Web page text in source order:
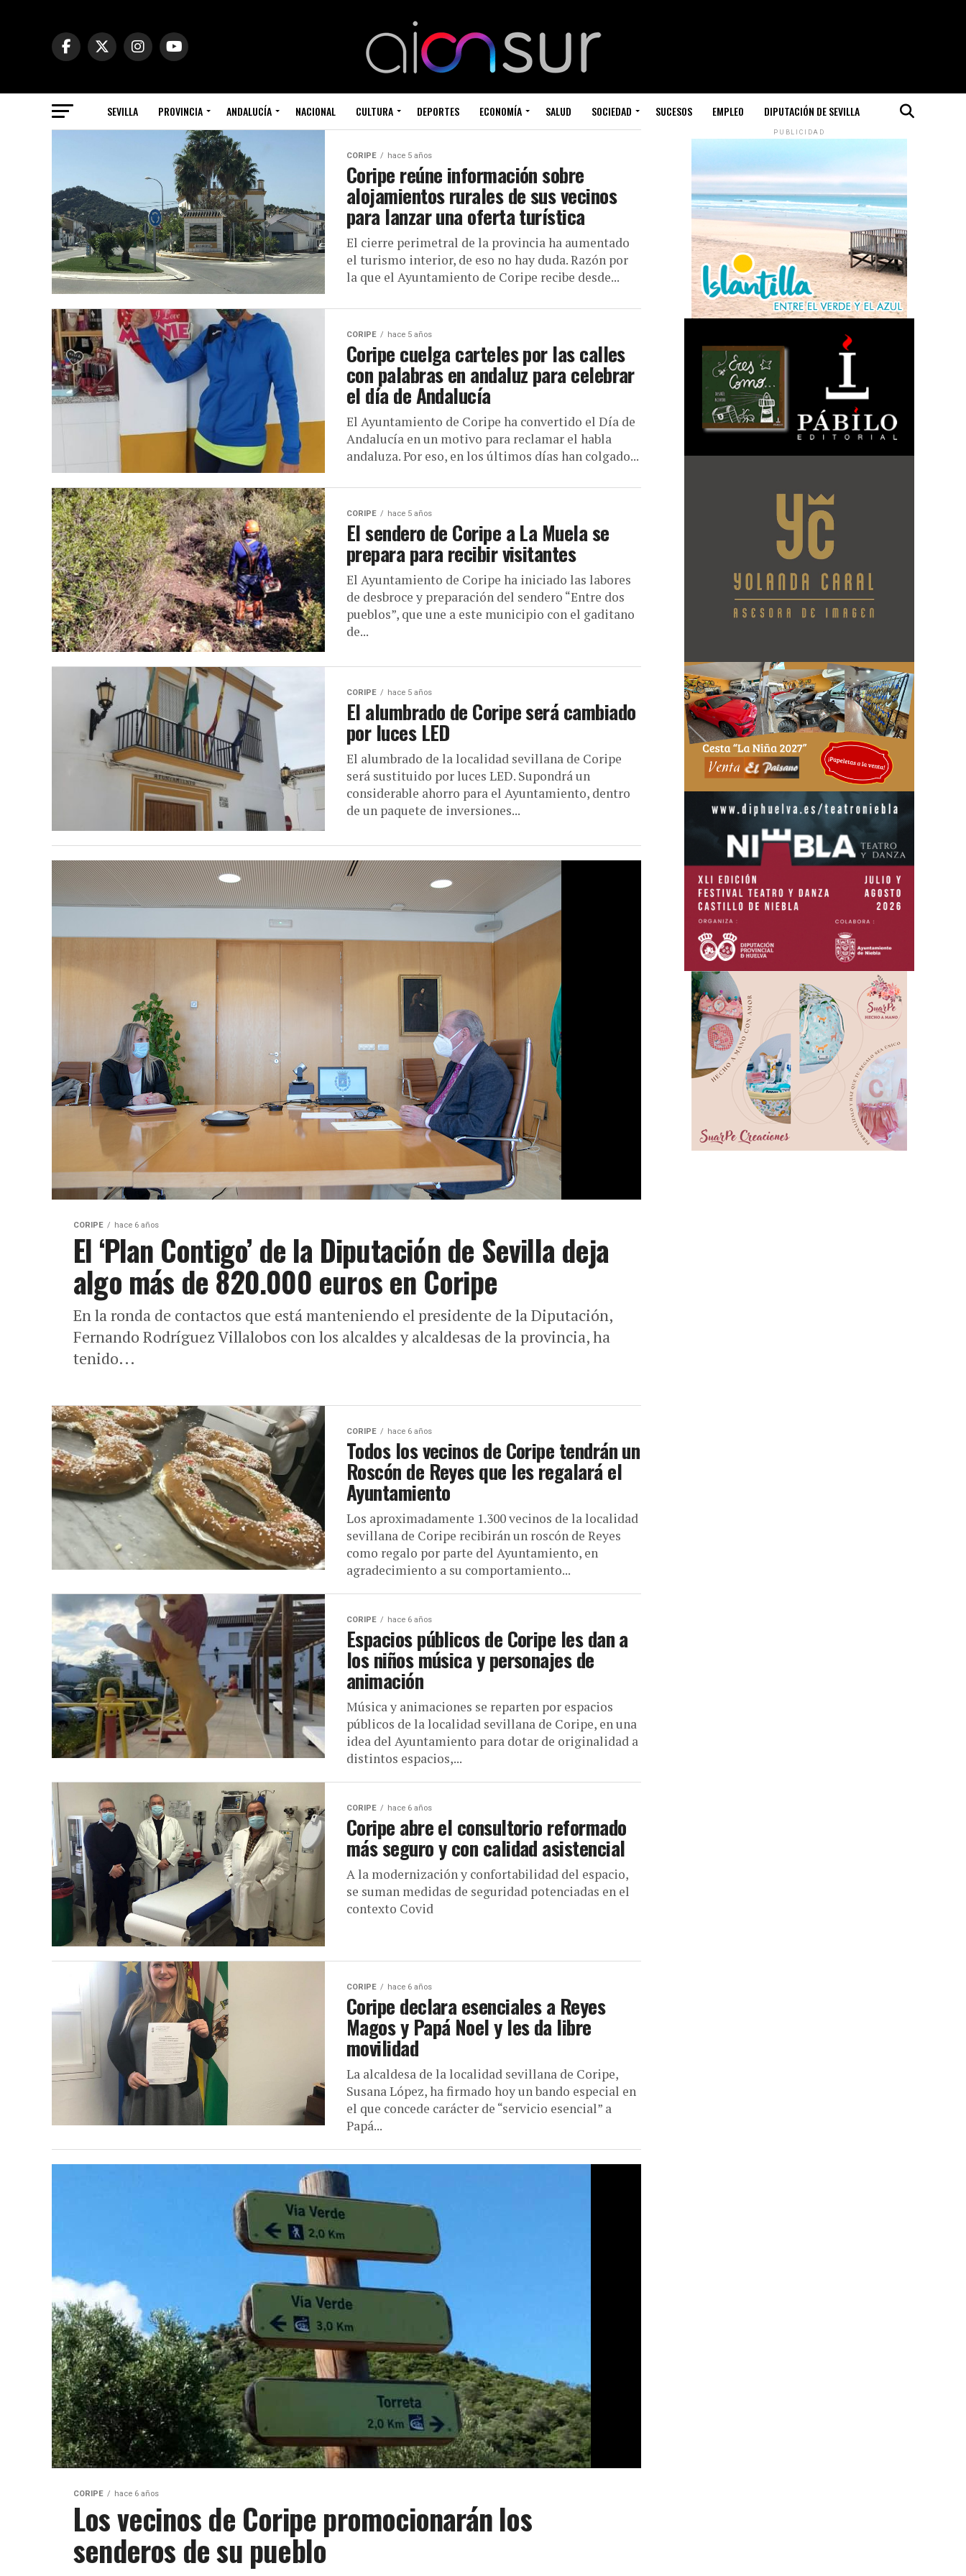
SEVILLA PROVINCIA ANDALUCÍA NACIONAL CULTURA DEPORTES ECONOMÍA SALUD SOCIEDAD SUCESOS EMPLEO DIPUTACIÓN DE SEVILLA
CORIPE hace 5 años
Coripe reúne información sobre
alojamientos rurales de sus vecinos
para lanzar una oferta turística
El cierre perimetral de la provincia ha aumentado
el turismo interior, de eso no hay duda. Razón por
la que el Ayuntamiento de Coripe recibe desde...
CORIPE hace 5 años
Coripe cuelga carteles por las calles
con palabras en andaluz para celebrar
el día de Andalucía
El Ayuntamiento de Coripe ha convertido el Día de
Andalucía en un motivo para reclamar el habla
andaluza. Por eso, en los últimos días han colgado...
CORIPE hace 5 años
El sendero de Coripe a La Muela se
prepara para recibir visitantes
El Ayuntamiento de Coripe ha iniciado las labores
de desbroce y preparación del sendero “Entre dos
pueblos”, que une a este municipio con el gaditano
de...
CORIPE hace 5 años
El alumbrado de Coripe será cambiado
por luces LED
El alumbrado de la localidad sevillana de Coripe
será sustituido por luces LED. Supondrá un
considerable ahorro para el Ayuntamiento, dentro
de un paquete de inversiones...
CORIPE hace 6 años
El ‘Plan Contigo’ de la Diputación de Sevilla deja
algo más de 820.000 euros en Coripe
En la ronda de contactos que está manteniendo el presidente de la Diputación,
Fernando Rodríguez Villalobos con los alcaldes y alcaldesas de la provincia, ha
tenido...
CORIPE hace 6 años
Todos los vecinos de Coripe tendrán un
Roscón de Reyes que les regalará el
Ayuntamiento
Los aproximadamente 1.300 vecinos de la localidad
sevillana de Coripe recibirán un roscón de Reyes
como regalo por parte del Ayuntamiento, en
agradecimiento a su comportamiento...
CORIPE hace 6 años
Espacios públicos de Coripe les dan a
los niños música y personajes de
animación
Música y animaciones se reparten por espacios
públicos de la localidad sevillana de Coripe, en una
idea del Ayuntamiento para dotar de originalidad a
distintos espacios,...
CORIPE hace 6 años
Coripe abre el consultorio reformado
más seguro y con calidad asistencial
A la modernización y confortabilidad del espacio,
se suman medidas de seguridad potenciadas en el
contexto Covid
CORIPE hace 6 años
Coripe declara esenciales a Reyes
Magos y Papá Noel y les da libre
movilidad
La alcaldesa de la localidad sevillana de Coripe,
Susana López, ha firmado hoy un bando especial en
el que concede carácter de “servicio esencial” a
Papá...
CORIPE hace 6 años
Los vecinos de Coripe promocionarán los
senderos de su pueblo
PUBLICIDAD